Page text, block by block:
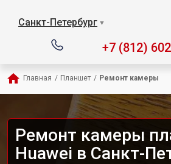
Санкт-Петербург ▼
+7 (812)
Главная / Планшет / Ремонт камеры
Ремонт камеры
Huawei в Санкт-